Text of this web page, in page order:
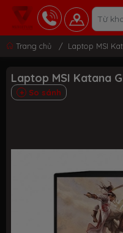
Trang chủ / Laptop MSI
Laptop MSI Katana
So sánh